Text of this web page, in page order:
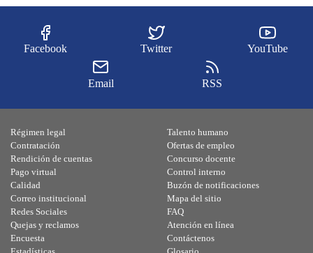
Facebook Twitter YouTube
Email RSS
Régimen legal
Contratación
Rendición de cuentas
Pago virtual
Calidad
Talento humano
Ofertas de empleo
Concurso docente
Control interno
Buzón de notificaciones
Correo institucional
Redes Sociales
Quejas y reclamos
Encuesta
Mapa del sitio
FAQ
Atención en línea
Contáctenos